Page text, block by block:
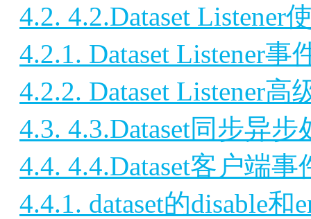
4.2. 4.2.Dataset Listener
4.2.1. Dataset Listener事
4.2.2. Dataset Listener高
4.3. 4.3.Dataset同步异步
4.4. 4.4.Dataset客户端
4.4.1. dataset的disable和